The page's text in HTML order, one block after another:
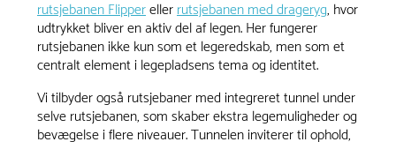
rutsjebanen Flipperellerrutsjebanen med drageryg, hvor
udtrykket bliver en aktiv del af legen. Her fungerer
rutsjebanen ikke kun som et legeredskab, men som et
centralt element i legepladsens tema og identitet.
Vi tilbyder også rutsjebaner med integreret tunnel under
selve rutsjebanen, som skaber ekstra legemuligheder og
bevægelse i flere niveauer. Tunnelen inviterer til ophold,